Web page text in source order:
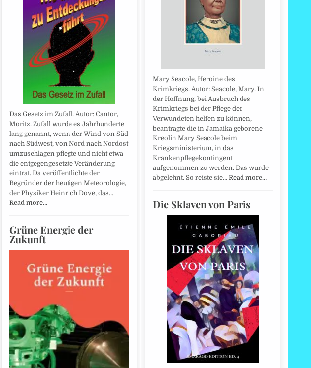
Das Gesetz im Zufall. Autor: Cantor,
Moritz. Zufall wurde es Jahrhunderte
lang genannt, wenn der Wind von Süd
nach Südwest, von Nord nach Nordost
umzuschlagen pflegte und nicht etwa
die entgegengesetzte Veränderung
eintrat. Da veröffentlichte der
Begründer der heutigen Meteorologie,
der Physiker Heinrich Dove, das…
Read more…
Grüne Energie der
Zukunft
Mary Seacole, Heroine des
Krimkriegs. Autor: Seacole, Mary. In
der Hoffnung, bei Ausbruch des
Krimkriegs bei der Pflege der
Verwundeten helfen zu können,
beantragte die in Jamaika geborene
Kreolin Mary Seacole beim
Kriegsministerium, in das
Krankenpflegekontingent
aufgenommen zu werden. Das wurde
abgelehnt. So reiste sie… Read more…
Die Sklaven von Paris